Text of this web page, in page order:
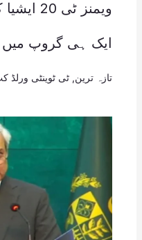
ویمنز
ایک ہی گروپ
تازہ ترین ٹی ٹوینٹی ورلڈ کپ